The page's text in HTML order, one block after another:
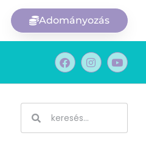
Adományozás